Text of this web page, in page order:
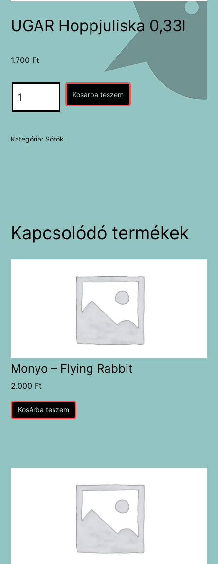
UGAR Hoppjuliska 0,33l
1.700 Ft
Hoppjuliska
Kosárba teszem
Kategória: Sörök
Kapcsolódó termékek
Monyo – Flying Rabbit
2.000 Ft
Kosárba teszem